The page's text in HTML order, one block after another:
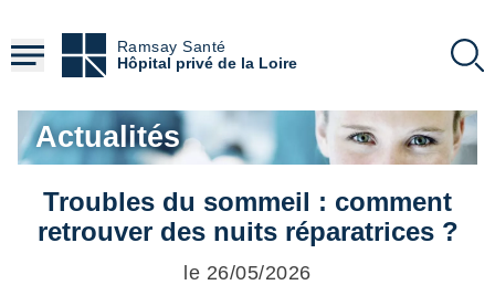
contenu
principal
Ramsay Santé
Hôpital privé de la Loire
Actualités
Troubles du sommeil : comment
retrouver des nuits réparatrices ?
le 26/05/2026